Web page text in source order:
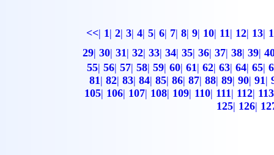
<<| 1| 2| 3| 4| 5| 6| 7| 8| 9| 10| 11| 12| 13|
29| 30| 31| 32| 33| 34| 35| 36| 37| 38| 39|
55| 56| 57| 58| 59| 60| 61| 62| 63| 64| 65|
81| 82| 83| 84| 85| 86| 87| 88| 89| 90| 91|
105| 106| 107| 108| 109| 110| 111| 112| 113
125| 126|